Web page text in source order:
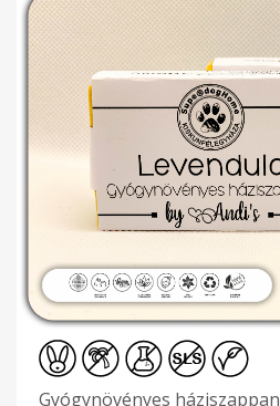
Gyógynövényes háziszappan